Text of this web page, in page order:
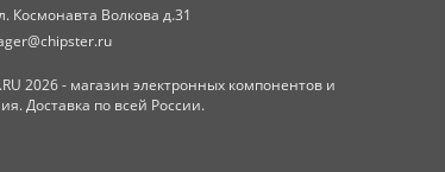
Космонавта Волкова д.31
2026 - магазин электронных компонентов и
Доставка по всей России.